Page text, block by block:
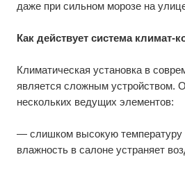
даже при сильном морозе на
Как действует система климат-
Климатическая установка в
является сложным устройством.
нескольких ведущих элементов:
— слишком высокую температуру
влажность в салоне устраняет